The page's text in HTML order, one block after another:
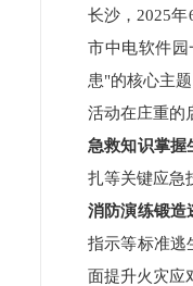
长沙，2025
市中电软件
患"的核心主
活动在庄重的
急救知识掌握
扎等关键应急
消防演练锻造
指示等标准逃
面提升火灾应